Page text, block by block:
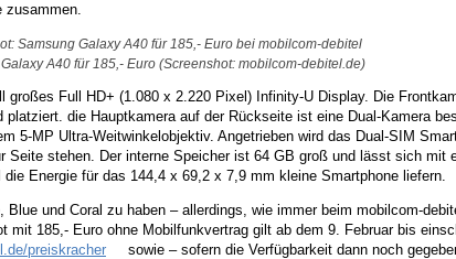
zusammen.
A40 für 185,- Euro (Screenshot: mobilcom-debitel.de)
großes Full HD+ (1.080 x 2.220 Pixel) Infinity-U Display. Die
die Hauptkamera auf der Rückseite ist eine Dual-Kamera
5-MP Ultra-Weitwinkelobjektiv. Angetrieben wird das Dual-SIM
Seite stehen. Der interne Speicher ist 64 GB groß und lässt sich mit
Energie für das 144,4 x 69,2 x 7,9 mm kleine Smartphone liefern.
und Coral zu haben – allerdings, wie immer beim mobilcom-
mit 185,- Euro ohne Mobilfunkvertrag gilt ab dem 9. Februar bis
preiskracher
sowie – sofern die Verfügbarkeit dann noch